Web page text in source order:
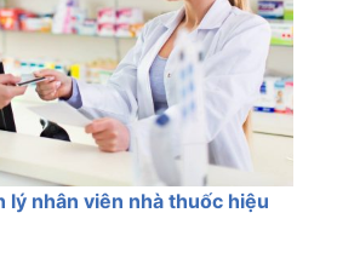
lý nhân viên nhà thuốc hiệu